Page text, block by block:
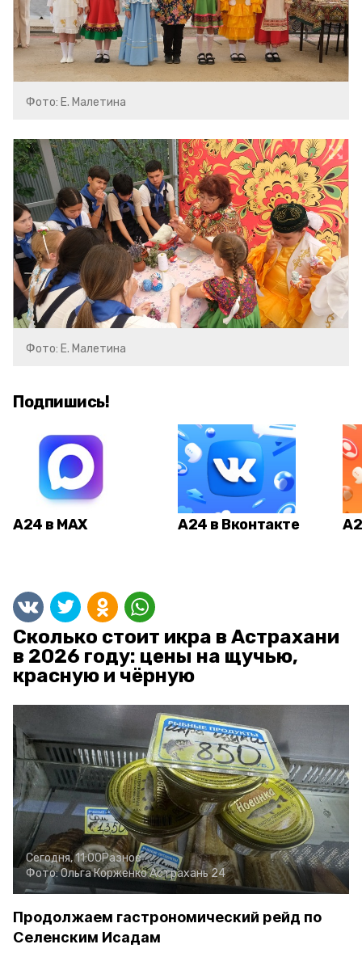
Фото: Е. Малетина
Фото: Е. Малетина
Подпишись!
А24 в MAX А24 в Вконтакте
Сколько стоит икра в Астрахани
в 2026 году: цены на щучью,
красную и чёрную
Сегодня, 11:00Разное
Фото:Ольга КорженкоАстрахань 24
Продолжаем гастрономический рейд по
Селенским Исадам